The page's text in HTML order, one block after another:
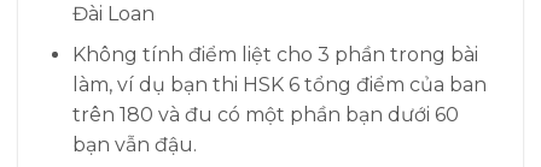
Đài Loan
Không tính điểm liệt cho 3 phần trong bài
làm, ví dụ bạn thi HSK 6 tổng điểm của ban
trên 180 và đu có một phần bạn dưới 60
bạn vẫn đậu.